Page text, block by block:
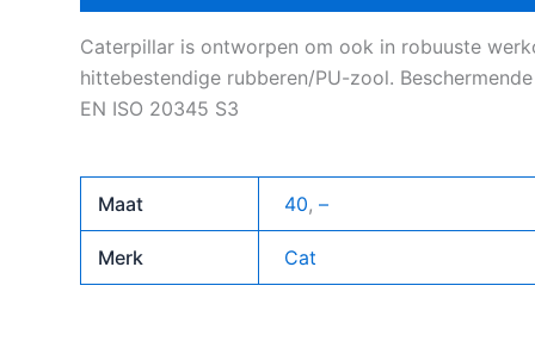
Caterpillar is ontworpen om ook in robuuste
hittebestendige rubberen/PU-zool.
EN ISO 20345 S3
Maat 40,–
Merk Cat